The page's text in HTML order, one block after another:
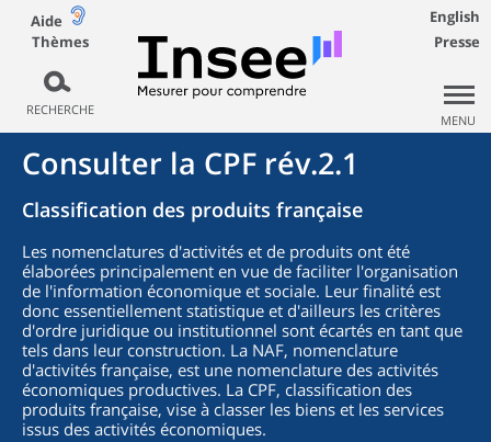
Aide
Thèmes
RECHERCHE
English
Presse
MENU
Consulter la CPF rév.2.1
Classification des produits française
Les nomenclatures d'activités et de produits ont été
élaborées principalement en vue de faciliter l'organisation
de l'information économique et sociale. Leur finalité est
donc essentiellement statistique et d'ailleurs les critères
d'ordre juridique ou institutionnel sont écartés en tant que
tels dans leur construction. La NAF, nomenclature
d'activités française, est une nomenclature des activités
économiques productives. La CPF, classification des
produits française, vise à classer les biens et les services
issus des activités économiques.